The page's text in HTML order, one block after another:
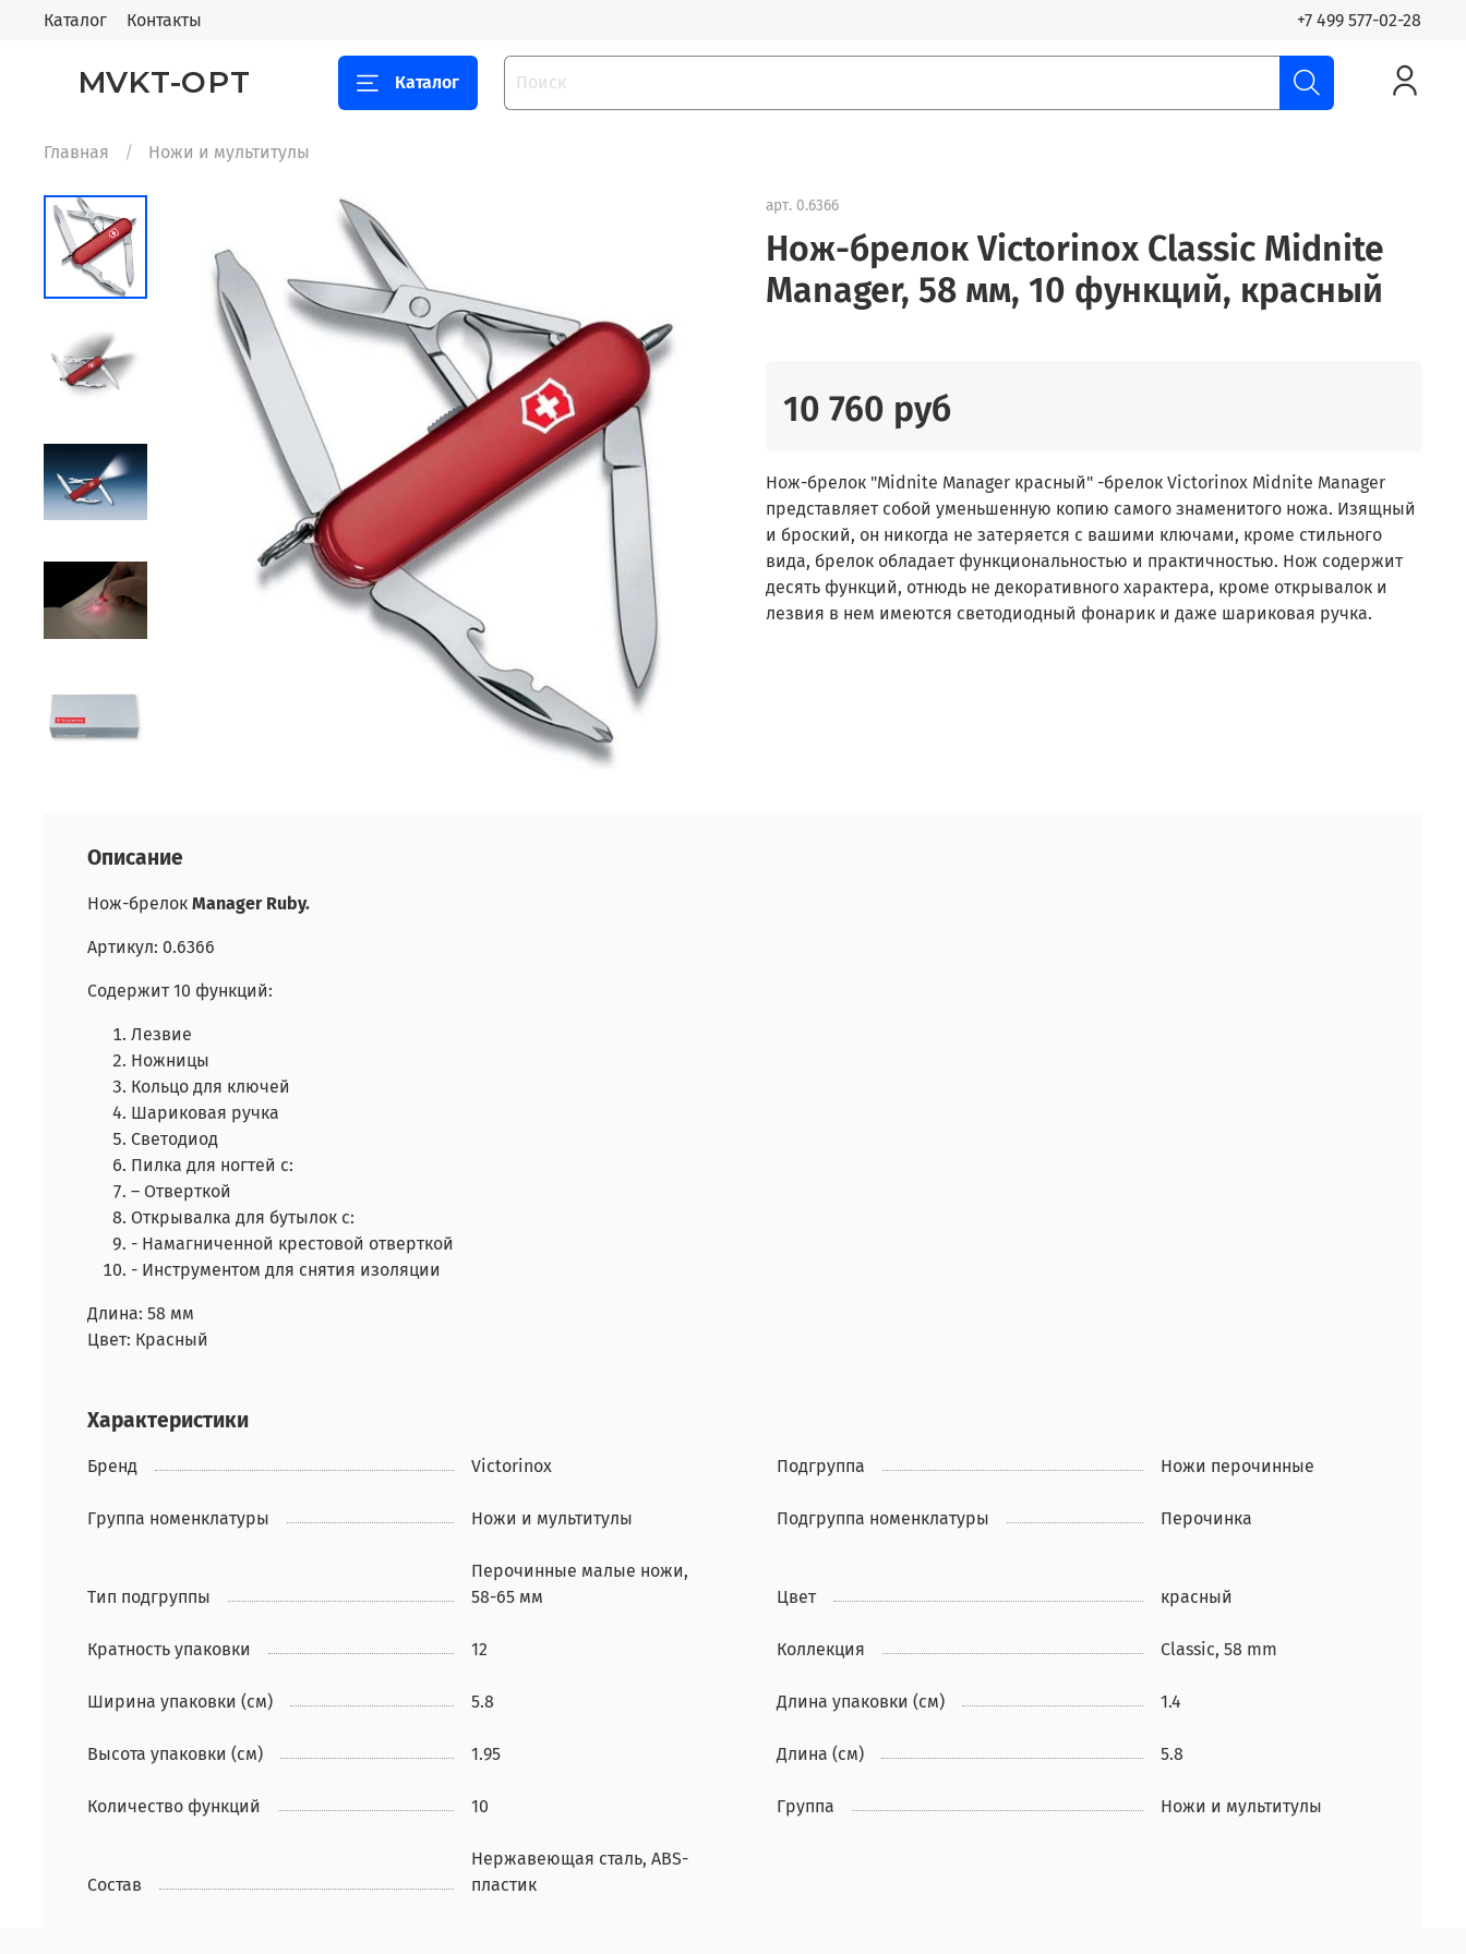
Каталог Контакты +7 499 577-02-28
MVKT-OPT Каталог
Главная Ножи и мультитулы
арт. 0.6366
Нож-брелок Victorinox Classic Midnite
Manager, 58 мм, 10 функций, красный
10 760 руб
Нож-брелок "Midnite Manager красный" -брелок Victorinox Midnite Manager
представляет собой уменьшенную копию самого знаменитого ножа. Изящный
и броский, он никогда не затеряется с вашими ключами, кроме стильного
вида, брелок обладает функциональностью и практичностью. Нож содержит
десять функций, отнюдь не декоративного характера, кроме открывалок и
лезвия в нем имеются светодиодный фонарик и даже шариковая ручка.
Описание
Нож-брелок Manager Ruby.
Артикул: 0.6366
Содержит 10 функций:
Лезвие
Ножницы
Кольцо для ключей
Шариковая ручка
Cветодиод
Пилка для ногтей с:
– Отверткой
Открывалка для бутылок с:
- Намагниченной крестовой отверткой
- Инструментом для снятия изоляции
Длина: 58 мм
Цвет: Красный
Характеристики
Бренд Victorinox Подгруппа Ножи перочинные
Группа номенклатуры Ножи и мультитулы Подгруппа номенклатуры Перочинка
Тип подгруппы
Перочинные малые ножи,
58-65 мм
Цвет красный
Кратность упаковки 12 Коллекция Classic, 58 mm
Ширина упаковки (см) 5.8 Длина упаковки (см) 1.4
Высота упаковки (см) 1.95 Длина (см) 5.8
Количество функций 10 Группа Ножи и мультитулы
Состав
Нержавеющая сталь, ABS-
пластик